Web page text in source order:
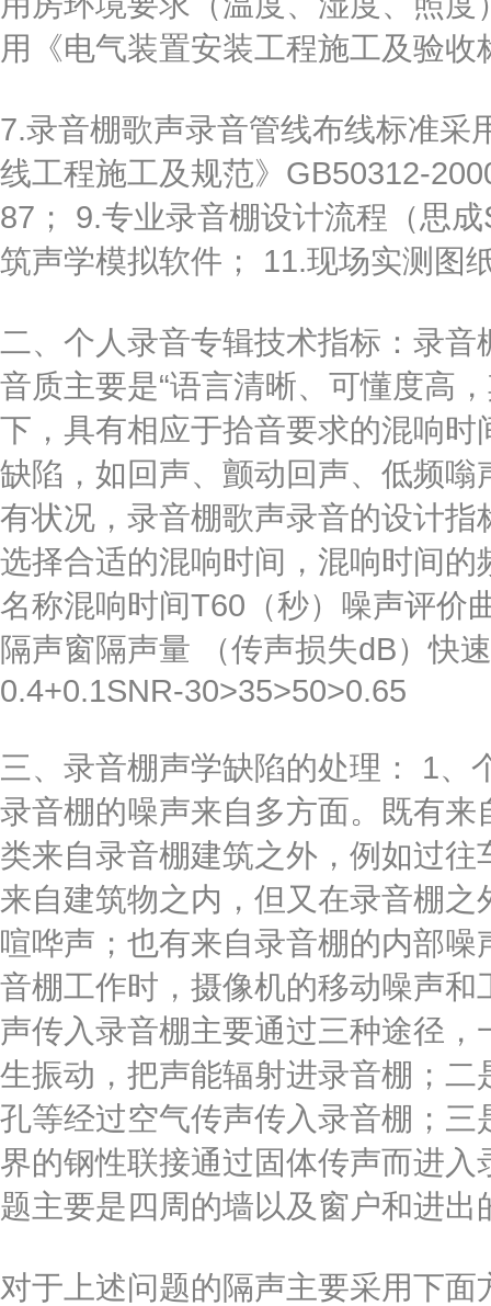
用《电气装置安装工程施工及验
7.录音棚歌声录音管线布线标准采
线工程施工及规范》GB50312-
87； 9.专业录音棚设计流程（思
筑声学模拟软件； 11.现场实测图
二、个人录音专辑技术指标：录
音质主要是“语言清晰、可懂度高
下，具有相应于拾音要求的混响
缺陷，如回声、颤动回声、低频
有状况，录音棚歌声录音的设计
选择合适的混响时间，混响时间
名称混响时间T60（秒）噪声评价
隔声窗隔声量 （传声损失dB）快
0.4+0.1SNR-30>35>50>0.65
三、录音棚声学缺陷的处理： 1、
录音棚的噪声来自多方面。既有
类来自录音棚建筑之外，例如过
来自建筑物之内，但又在录音棚
喧哗声；也有来自录音棚的内部
音棚工作时，摄像机的移动噪声
声传入录音棚主要通过三种途径
生振动，把声能辐射进录音棚；
孔等经过空气传声传入录音棚；
界的钢性联接通过固体传声而进
题主要是四周的墙以及窗户和进出
对于上述问题的隔声主要采用下